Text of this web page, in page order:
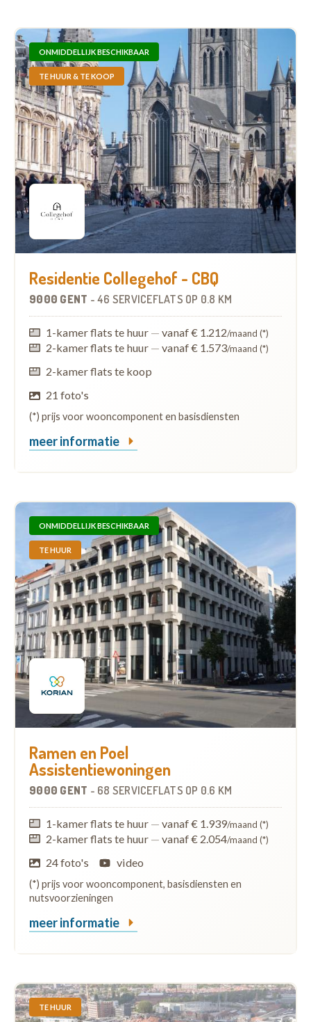
ONMIDDELLIJK BESCHIKBAAR
TE HUUR & TE KOOP
Residentie Collegehof - CBQ
9000 GENT - 46 SERVICEFLATS OP 0.8 KM
1-kamer flats te huur — vanaf € 1.212/maand (*)
2-kamer flats te huur — vanaf € 1.573/maand (*)
2-kamer flats te koop
21 foto's
(*) prijs voor wooncomponent en basisdiensten
meer informatie
ONMIDDELLIJK BESCHIKBAAR
TE HUUR
Ramen en Poel
Assistentiewoningen
9000 GENT - 68 SERVICEFLATS OP 0.6 KM
1-kamer flats te huur — vanaf € 1.939/maand (*)
2-kamer flats te huur — vanaf € 2.054/maand (*)
24 foto's video
(*) prijs voor wooncomponent, basisdiensten en
nutsvoorzieningen
meer informatie
TE HUUR